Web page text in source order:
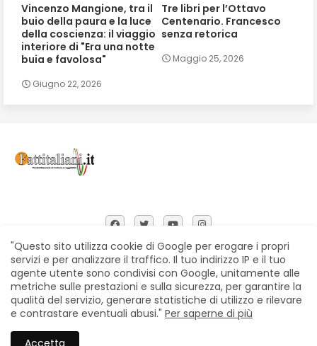
Vincenzo Mangione, tra il
buio della paura e la luce
della coscienza: il viaggio
interiore di "Era una notte
buia e favolosa"
Giugno 22, 2026
Tre libri per l’Ottavo
Centenario. Francesco
senza retorica
Maggio 25, 2026
Home Chi siamo Contatti
Privacy Policy
Segnalazioni
All Right Reserved Copyright © Fattitaliani
"Questo sito utilizza cookie di Google per erogare i propri
servizi e per analizzare il traffico. Il tuo indirizzo IP e il tuo
agente utente sono condivisi con Google, unitamente alle
metriche sulle prestazioni e sulla sicurezza, per garantire la
qualità del servizio, generare statistiche di utilizzo e rilevare
e contrastare eventuali abusi." Per saperne di più
Accetta